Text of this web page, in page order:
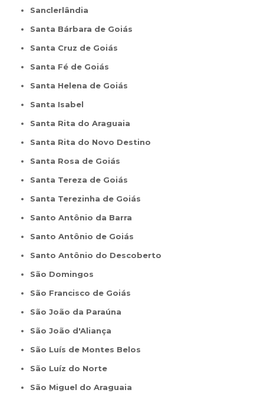
Sanclerlândia
Santa Bárbara de Goiás
Santa Cruz de Goiás
Santa Fé de Goiás
Santa Helena de Goiás
Santa Isabel
Santa Rita do Araguaia
Santa Rita do Novo Destino
Santa Rosa de Goiás
Santa Tereza de Goiás
Santa Terezinha de Goiás
Santo Antônio da Barra
Santo Antônio de Goiás
Santo Antônio do Descoberto
São Domingos
São Francisco de Goiás
São João da Paraúna
São João d'Aliança
São Luís de Montes Belos
São Luíz do Norte
São Miguel do Araguaia